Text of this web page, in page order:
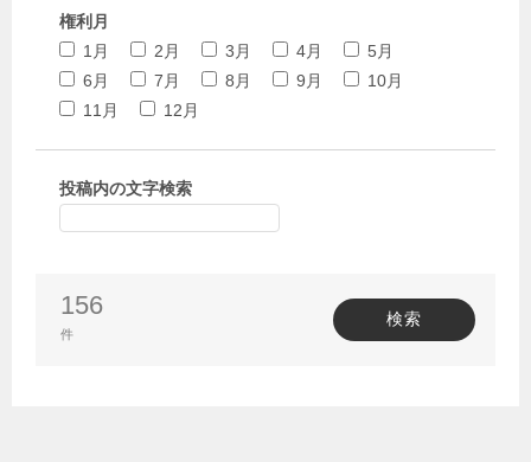
権利月
1月
2月 3月 4月
5月
6月
7月 8月 9月
10月
11月
12月
投稿内の文字検索
156
件
検索